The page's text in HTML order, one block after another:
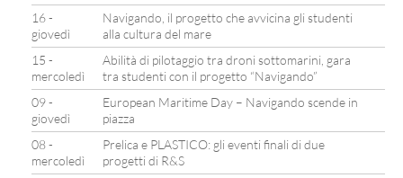
16 -
giovedì
Navigando, il progetto che avvicina gli studenti
alla cultura del mare
15 -
mercoledì
Abilità di pilotaggio tra droni sottomarini, gara
tra studenti con il progetto “Navigando”
09 -
giovedì
European Maritime Day – Navigando scende in
piazza
08 -
mercoledì
Prelica e PLASTICO: gli eventi finali di due
progetti di R&S